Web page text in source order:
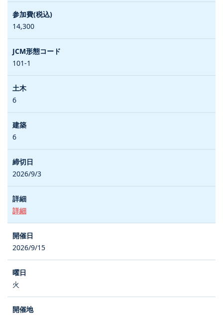
14,300
101-1
6
6
2026/9/3
詳細
2026/9/15
火